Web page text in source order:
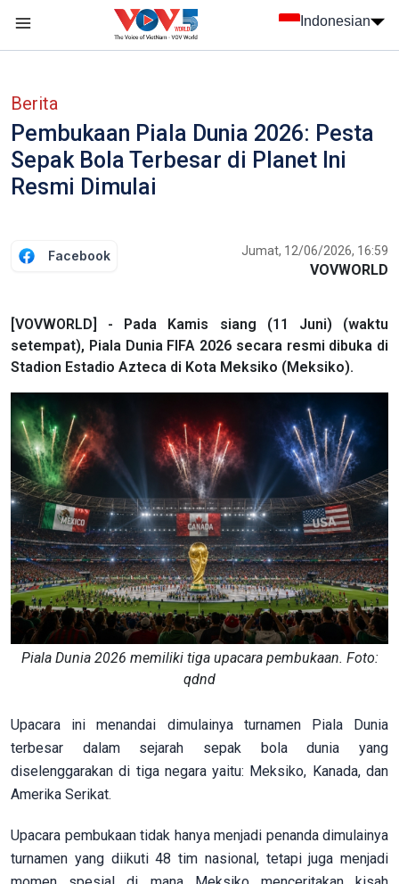
Indonesian
Berita
Pembukaan Piala Dunia 2026: Pesta
Sepak Bola Terbesar di Planet Ini
Resmi Dimulai
Facebook Jumat, 12/06/2026, 16:59
VOVWORLD
[VOVWORLD] - Pada Kamis siang (11 Juni) (waktu
setempat), Piala Dunia FIFA 2026 secara resmi dibuka di
Stadion Estadio Azteca di Kota Meksiko (Meksiko).
Piala Dunia 2026 memiliki tiga upacara pembukaan. Foto:
qdnd
Upacara ini menandai dimulainya turnamen Piala Dunia
terbesar dalam sejarah sepak bola dunia yang
diselenggarakan di tiga negara yaitu: Meksiko, Kanada, dan
Amerika Serikat.
Upacara pembukaan tidak hanya menjadi penanda dimulainya
turnamen yang diikuti 48 tim nasional, tetapi juga menjadi